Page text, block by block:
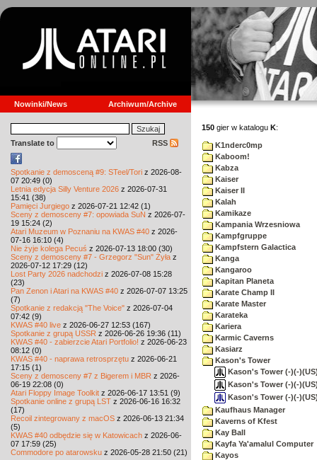
Nowinki/News Archiwum/Archive
Translate to RSS
Spotkanie z demosceną #9: STeel/Tori z 2026-08-
07 20:49 (0)
Letnia edycja Silly Venture 2026 z 2026-07-31
15:41 (38)
Pamięci Jurgiego z 2026-07-21 12:42 (1)
Sceny z demosceny #7: opowiada SuN z 2026-07-
19 15:24 (2)
Atari Muzeum w Poznaniu na KWAS #40 z 2026-
07-16 16:10 (4)
Nie żyje kolega Pecuś z 2026-07-13 18:00 (30)
Sceny z demosceny #7 - Grzegorz "Sun" Żyła z
2026-07-12 17:29 (12)
Lost Party 2026 nadchodzi z 2026-07-08 15:28
(23)
Pan Zenon i Atari na KWAS #40 z 2026-07-07 13:25
(7)
Spotkanie z redakcją "The Voice" z 2026-07-04
07:42 (9)
KWAS #40 live z 2026-06-27 12:53 (167)
Spotkanie z grupą USSR z 2026-06-26 19:36 (11)
KWAS #40 - zabierzcie Atari Portfolio! z 2026-06-23
08:12 (0)
KWAS #40 - naprawa retrosprzętu z 2026-06-21
17:15 (1)
Sceny z demosceny #7 z Bigerem i MBR z 2026-
06-19 22:08 (0)
Atari Floppy Image Toolkit z 2026-06-17 13:51 (9)
Spotkanie online z grupą LST z 2026-06-16 16:32
(17)
Recoil zintegrowany z macOS z 2026-06-13 21:34
(5)
KWAS #40 odbędzie się w Katowicach z 2026-06-
07 17:59 (25)
Commodore po atarowsku z 2026-05-28 21:50 (21)
150 gier w katalogu K:
K1nderc0mp
Kaboom!
Kabza
Kaiser
Kaiser II
Kalah
Kamikaze
Kampania Wrzesniowa
Kampfgruppe
Kampfstern Galactica
Kanga
Kangaroo
Kapitan Planeta
Karate Champ II
Karate Master
Karateka
Kariera
Karmic Caverns
Kasiarz
Kason's Tower
Kason's Tower (-)(-
Kason's Tower (-)(-
Kason's Tower (-)(-
Kaufhaus Manager
Kaverns of Kfest
Kay Ball
Kayfa Ya'amalul Computer
Kayos